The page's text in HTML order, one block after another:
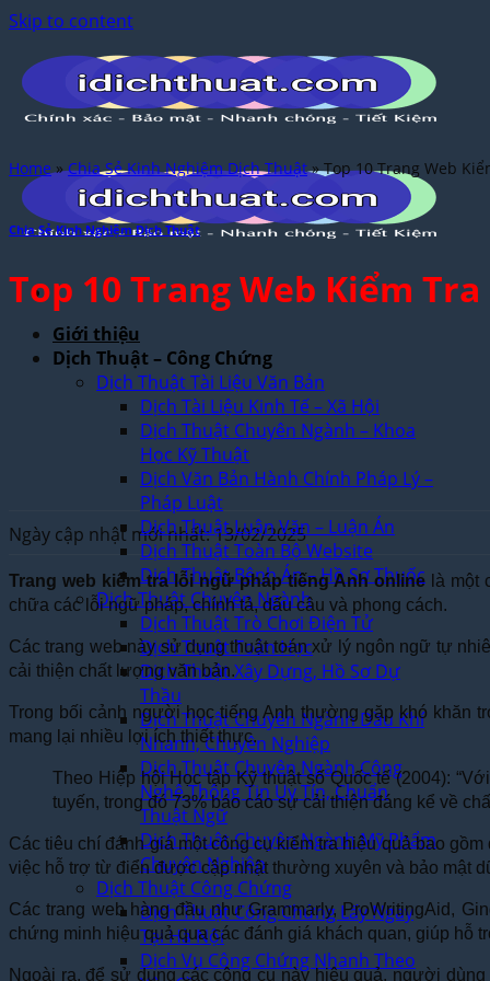
Skip to content
Giới thiệu
Dịch Thuật – Công Chứng
Dịch Thuật Tài Liệu Văn Bản
Dịch Tài Liệu Kinh Tế – Xã Hội
Dịch Thuật Chuyên Ngành – Khoa
Học Kỹ Thuật
Dịch Văn Bản Hành Chính Pháp Lý –
Pháp Luật
Dịch Thuật Luận Văn – Luận Án
Dịch Thuật Toàn Bộ Website
Dịch Thuật Bệnh Án – Hồ Sơ Thuốc
Dịch Thuật Chuyên Ngành
Dịch Thuật Trò Chơi Điện Tử
Dịch Thuật Toán Học
Dịch Thuật Xây Dựng, Hồ Sơ Dự
Thầu
Dịch Thuật Chuyên Ngành Dầu Khí
Nhanh, Chuyên Nghiệp
Dịch Thuật Chuyên Ngành Công
Nghệ Thông Tin Uy Tín, Chuẩn
Thuật Ngữ
Dịch Thuật Chuyên Ngành Mỹ Phẩm
Chuyên Nghiệp
Dịch Thuật Công Chứng
Dịch Thuật Công Chứng Lấy Ngay
Tại Hà Nội
Dịch Vụ Công Chứng Nhanh Theo
Home»Chia Sẻ Kinh Nghiệm Dịch Thuật»Top 10 Trang Web
Chia Sẻ Kinh Nghiệm Dịch Thuật
Top 10 Trang Web Kiểm
Ngày cập nhật mới nhất: 13/02/2025
Trang web kiểm tra lỗi ngữ pháp tiếng Anh online là một
chữa các lỗi ngữ pháp, chính tả, dấu câu và phong cách.
Các trang web này sử dụng thuật toán xử lý ngôn ngữ tự
cải thiện chất lượng văn bản.
Trong bối cảnh người học tiếng Anh thường gặp khó khăn
mang lại nhiều lợi ích thiết thực.
Theo Hiệp hội Học tập Kỹ thuật số Quốc tế (2004):
tuyến, trong đó 73% báo cáo sự cải thiện đáng kể về
Các tiêu chí đánh giá một công cụ kiểm tra hiệu quả bao
việc hỗ trợ từ điển được cập nhật thường xuyên và bảo mật
Các trang web hàng đầu như Grammarly, ProWritingAid,
chứng minh hiệu quả qua các đánh giá khách quan, giúp hỗ
Ngoài ra, để sử dụng các công cụ này hiệu quả, người